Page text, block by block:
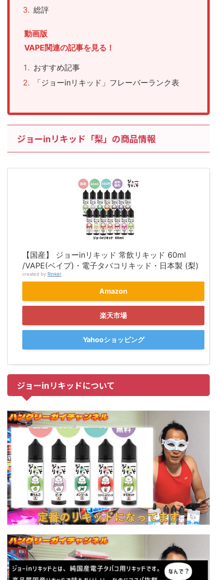
総評
動画版
VAPE関連の記事を見る！
おすすめ記事
「ジョーinリキッド」フレーバーランク表
ジョーinリキッド「梨」の商品情報
【国産】 ジョーinリキッド 常飲リキッド 60ml
/VAPE(ベイプ)・電子タバコリキッド・日本製 (梨)
created by Rinker
Amazon
楽天市場
Yahooショッピング
ジョーinリキッドについて